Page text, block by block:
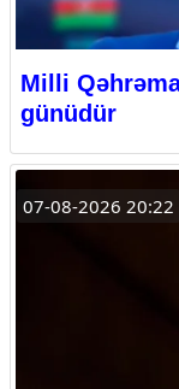
Milli
günüdür
07-08-2026 20:22